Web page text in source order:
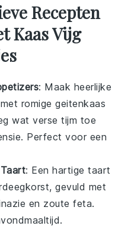
Recepten
Kaas Vijg
: Maak heerlijke
romige geitenkaas
wat verse tijm toe
Perfect voor een
: Een hartige taart
gevuld met
en zoute feta.